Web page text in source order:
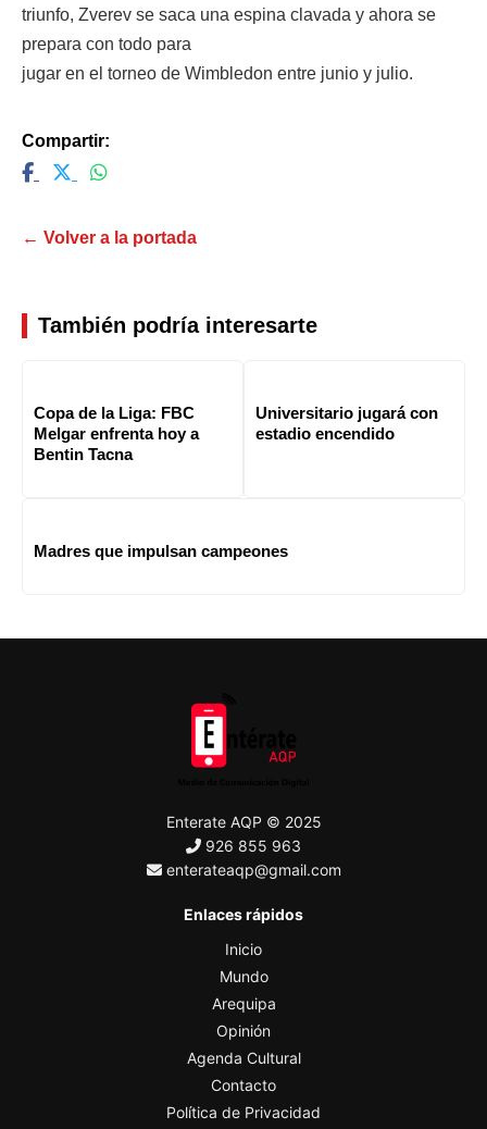
triunfo, Zverev se saca una espina clavada y ahora se
prepara con todo para
jugar en el torneo de Wimbledon entre junio y julio.
Compartir:
← Volver a la portada
También podría interesarte
Copa de la Liga: FBC
Melgar enfrenta hoy a
Bentin Tacna
Universitario jugará con
estadio encendido
Madres que impulsan campeones
Enterate AQP © 2025
926 855 963
enterateaqp@gmail.com
Enlaces rápidos
Inicio
Mundo
Arequipa
Opinión
Agenda Cultural
Contacto
Política de Privacidad